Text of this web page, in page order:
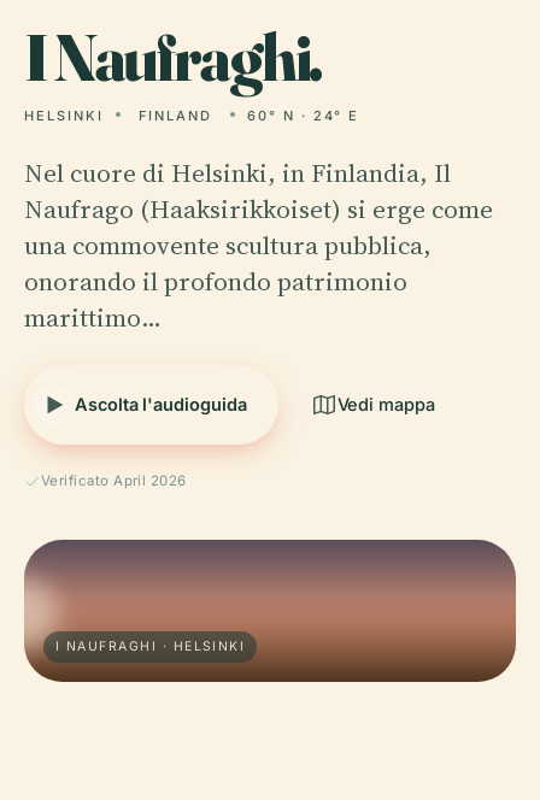
INaufraghi.
HELSINKI FINLAND 60° N · 24° E
Nel cuore di Helsinki, in Finlandia, Il
Naufrago (Haaksirikkoiset) si erge come
una commovente scultura pubblica,
onorando il profondo patrimonio
marittimo…
Ascolta l'audioguida Vedi mappa
Verificato April 2026
I NAUFRAGHI · HELSINKI